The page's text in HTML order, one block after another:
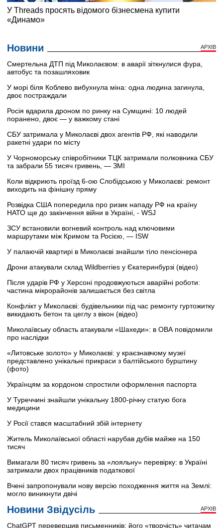
Новини АРХІВ
Смертельна ДТП під Миколаєвом: в аварії зіткнулися фура,
автобус та позашляховик
У морі біля Коблево вибухнула міна: одна людина загинула,
двоє постраждали
Росія вдарила дроном по ринку на Сумщині: 10 людей
поранено, двоє — у важкому стані
СБУ затримала у Миколаєві двох агентів РФ, які наводили
ракетні удари по місту
У Чорноморську співробітники ТЦК затримали полковника СБУ
та забрали 55 тисяч гривень, — ЗМІ
Коли відкриють проїзд 6-ою Слобідською у Миколаєві: ремонт
виходить на фінішну пряму
Розвідка США попередила про ризик нападу РФ на країну
НАТО ще до закінчення війни в Україні, - WSJ
ЗСУ встановили вогневий контроль над ключовими
маршрутами між Кримом та Росією, — ISW
У палаючій квартирі в Миколаєві знайшли тіло пенсіонера
Дрони атакували склад Wildberries у Єкатеринбурзі (відео)
Після ударів РФ у Херсоні продовжуються аварійні роботи:
частина мікрорайонів залишається без світла
Конфлікт у Миколаєві: будівельники під час ремонту гуртожитку
викидають бетон та цеглу з вікон (відео)
Миколаївську область атакували «Шахеди»: в ОВА повідомили
про наслідки
«Литовське золото» у Миколаєві: у краєзнавчому музеї
представлено унікальні прикраси з балтійського бурштину
(фото)
Українцям за кордоном спростили оформлення паспорта
У Туреччині знайшли унікальну 1800-річну статую бога
медицини
У Росії стався масштабний збій інтернету
Житель Миколаївської області нарубав дубів майже на 150
тисяч
Вимагали 80 тисяч гривень за «лояльну» перевірку: в Україні
затримали двох працівників податкової
Вчені запропонували нову версію походження життя на Землі:
могло виникнути двічі
Новини Звідусіль АРХІВ
ChatGPT перевершив письменників: його «творчість» читачам